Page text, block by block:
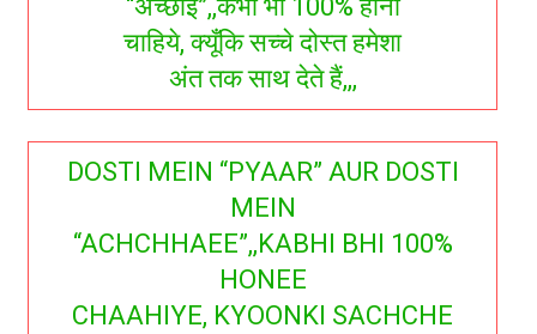
“अच्छाई”,,कभी भी 100% होनी
चाहिये, क्यूँकि सच्चे दोस्त हमेशा
अंत तक साथ देते हैं,,,
DOSTI MEIN “PYAAR” AUR DOSTI
MEIN
“ACHCHHAEE”,,KABHI BHI 100%
HONEE
CHAAHIYE, KYOONKI SACHCHE